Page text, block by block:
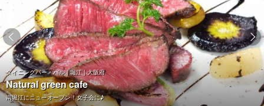
ダイニングバー・バル | 堀江 | 大阪府
Natural green cafe
南堀江にニューオープン！女子会に♪